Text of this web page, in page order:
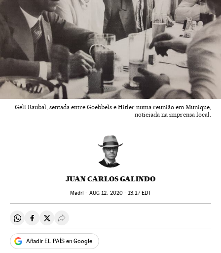
Geli Raubal, sentada entre Goebbels e Hitler numa reunião em Munique,
noticiada na imprensa local.
JUAN CARLOS GALINDO
Madri - AUG 12, 2020 - 13:17EDT
Compartir en Whatsapp
Compartir en Facebook
Compartir en Twitter
Desplegar Redes Sociales
Añadir EL PAÍS en Google